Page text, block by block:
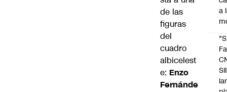
de las
figuras
del
cuadro
albicelest
e: Enzo
Fernánde
a
SII